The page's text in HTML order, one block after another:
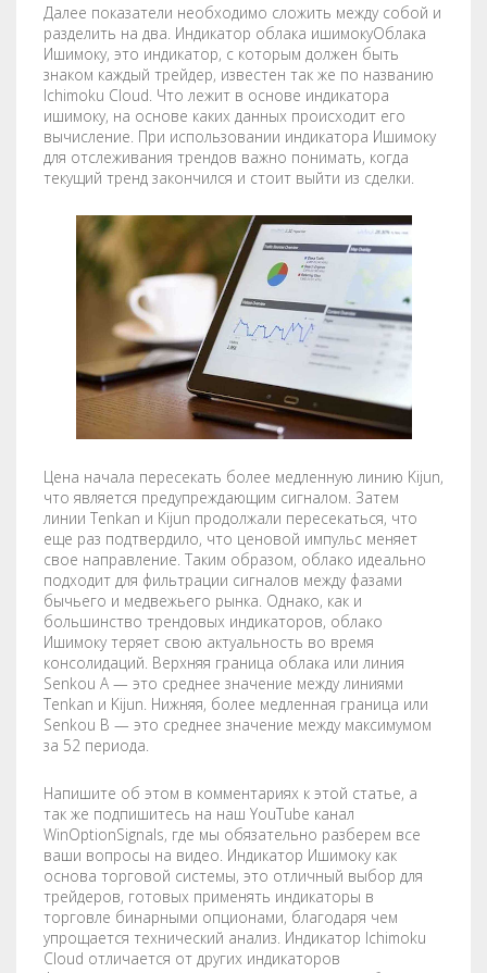
Далее показатели необходимо сложить между собой и
разделить на два. Индикатор облака ишимокуОблака
Ишимоку, это индикатор, с которым должен быть
знаком каждый трейдер, известен так же по названию
Ichimoku Cloud. Что лежит в основе индикатора
ишимоку, на основе каких данных происходит его
вычисление. При использовании индикатора Ишимоку
для отслеживания трендов важно понимать, когда
текущий тренд закончился и стоит выйти из сделки.
Цена начала пересекать более медленную линию Kijun,
что является предупреждающим сигналом. Затем
линии Tenkan и Kijun продолжали пересекаться, что
еще раз подтвердило, что ценовой импульс меняет
свое направление. Таким образом, облако идеально
подходит для фильтрации сигналов между фазами
бычьего и медвежьего рынка. Однако, как и
большинство трендовых индикаторов, облако
Ишимоку теряет свою актуальность во время
консолидаций. Верхняя граница облака или линия
Senkou А — это среднее значение между линиями
Tenkan и Kijun. Нижняя, более медленная граница или
Senkou B — это среднее значение между максимумом
за 52 периода.
Напишите об этом в комментариях к этой статье, а
так же подпишитесь на наш YouTube канал
WinOptionSignals, где мы обязательно разберем все
ваши вопросы на видео. Индикатор Ишимоку как
основа торговой системы, это отличный выбор для
трейдеров, готовых применять индикаторы в
торговле бинарными опционами, благодаря чем
упрощается технический анализ. Индикатор Ichimoku
Cloud отличается от других индикаторов